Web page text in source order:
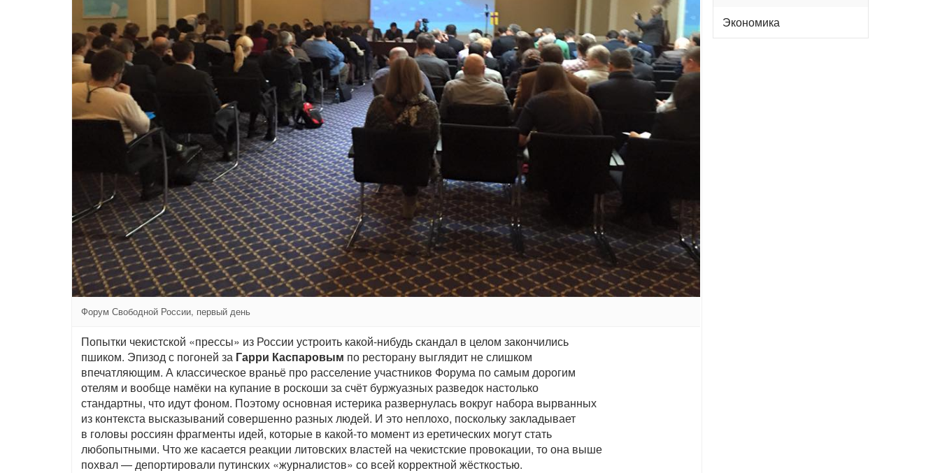
Форум Свободной России, первый день
Попытки чекистской «прессы» из России устроить какой-нибудь скандал в целом закончились
пшиком. Эпизод с погоней за Гарри Каспаровым по ресторану выглядит не слишком
впечатляющим. А классическое враньё про расселение участников Форума по самым дорогим
отелям и вообще намёки на купание в роскоши за счёт буржуазных разведок настолько
стандартны, что идут фоном. Поэтому основная истерика развернулась вокруг набора вырванных
из контекста высказываний совершенно разных людей. И это неплохо, поскольку закладывает
в головы россиян фрагменты идей, которые в какой-то момент из еретических могут стать
любопытными. Что же касается реакции литовских властей на чекистские провокации, то она выше
похвал — депортировали путинских «журналистов» со всей корректной жёсткостью.
Экономика